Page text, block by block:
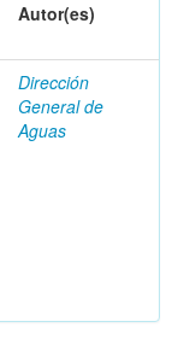
Autor(es)
Dirección
General de
Aguas